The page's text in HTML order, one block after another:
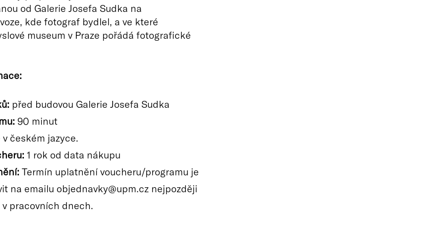
od Galerie Josefa Sudka na
kde fotograf bydlel, a ve které
museum v Praze pořádá fotografické
před budovou Galerie Josefa Sudka
90 minut
českém jazyce.
1 rok od data nákupu
Termín uplatnění voucheru/programu je
na emailu objednavky@upm.cz nejpozději
pracovních dnech.